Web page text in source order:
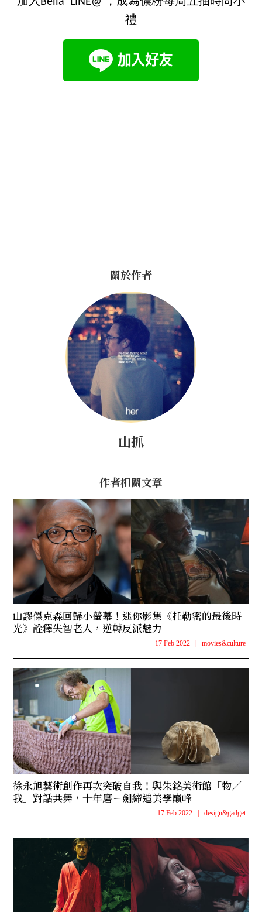
禮
關於作者
山抓
作者相關文章
山謬傑克森回歸小螢幕！迷你影集《托勒密的最後時
光》詮釋失智老人，逆轉反派魅力
17 Feb 2022 | movies&culture
徐永旭藝術創作再次突破自我！與朱銘美術館「物／
我」對話共舞，十年磨ㄧ劍締造美學巔峰
17 Feb 2022 | design&gadget